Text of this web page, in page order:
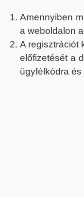
Amennyiben
a weboldalon
A regisztrációt
előfizetését a
ügyfélkódra